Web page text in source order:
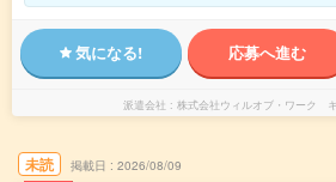
気になる! 応募へ進む
派遣会社 株式会社ウィルオブ・ワーク
未読 掲載日 2026/08/09